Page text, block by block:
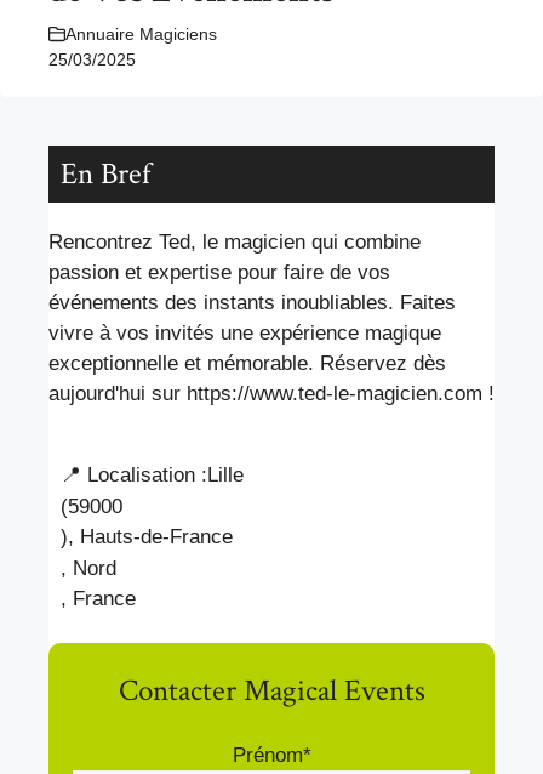
Annuaire Magiciens
25/03/2025
En Bref
Rencontrez Ted, le magicien qui combine
passion et expertise pour faire de vos
événements des instants inoubliables. Faites
vivre à vos invités une expérience magique
exceptionnelle et mémorable. Réservez dès
aujourd'hui sur https://www.ted-le-magicien.com !
📍 Localisation : Lille
(59000
), Hauts-de-France
, Nord
, France
Contacter Magical Events
Prénom*